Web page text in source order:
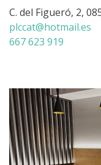
C. del Figueró, 2,
plccat@hotmail.es
667 623 919